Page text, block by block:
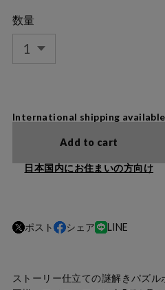
数量
International shipping available
Add to cart
日本国内にお住まいの方向け
ポスト シェア LINE
ストーリー仕立ての謎解きパズル